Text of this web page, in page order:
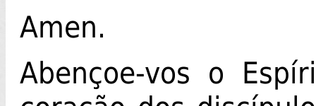
Amen.
Abençoe-vos o